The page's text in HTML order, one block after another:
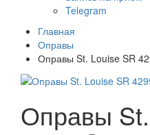
Telegram
Главная
Оправы
Оправы St. Louise SR
Оправы